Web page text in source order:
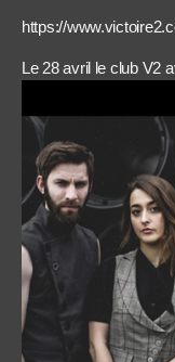
https://
Le 28 avril le club V2